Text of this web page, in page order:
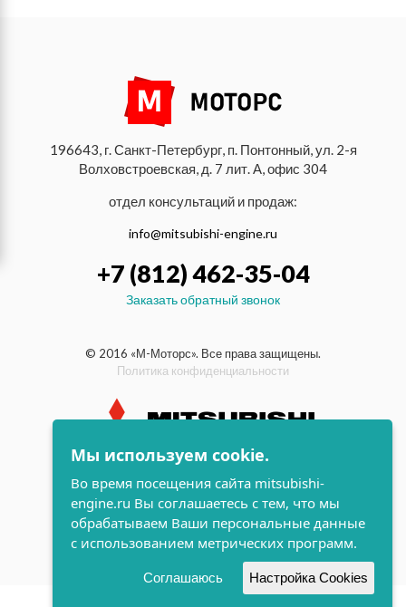
196643, г. Санкт-Петербург, п. Понтонный, ул. 2-я
Волховстроевская, д. 7 лит. А, офис 304
отдел консультаций и продаж:
info@mitsubishi-engine.ru
+7 (812) 462-35-04
Заказать обратный звонок
© 2016 «М-Моторс». Все права защищены.
Политика конфиденциальности
индустриальные и морские
дизельные двигатели Mitsubishi
разработка сайта
Мы используем cookie.
Во время посещения сайта mitsubishi-
engine.ru Вы соглашаетесь с тем, что мы
обрабатываем Ваши персональные данные
с использованием метрических программ.
Соглашаюсь Настройка Cookies